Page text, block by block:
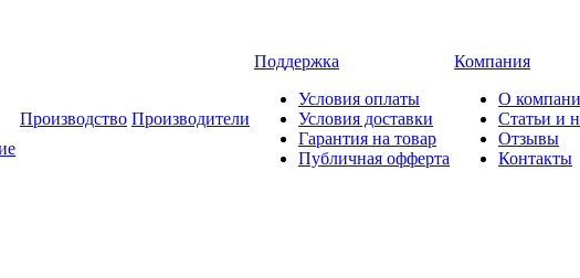
Производство Производители
Поддержка
Условия оплаты
Условия доставки
Гарантия на товар
Публичная офферта
Компания
О
Статьи и
Отзывы
Контакты